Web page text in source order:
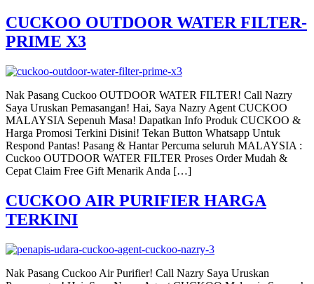
CUCKOO OUTDOOR WATER FILTER-
PRIME X3
Nak Pasang Cuckoo OUTDOOR WATER FILTER! Call Nazry
Saya Uruskan Pemasangan! Hai, Saya Nazry Agent CUCKOO
MALAYSIA Sepenuh Masa! Dapatkan Info Produk CUCKOO &
Harga Promosi Terkini Disini! Tekan Button Whatsapp Untuk
Respond Pantas! Pasang & Hantar Percuma seluruh MALAYSIA :
Cuckoo OUTDOOR WATER FILTER Proses Order Mudah &
Cepat Claim Free Gift Menarik Anda […]
CUCKOO AIR PURIFIER HARGA
TERKINI
Nak Pasang Cuckoo Air Purifier! Call Nazry Saya Uruskan